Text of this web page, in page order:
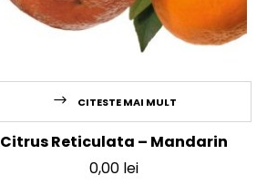
CITESTE MAI MULT
Citrus Reticulata – Mandarin
0,00 lei